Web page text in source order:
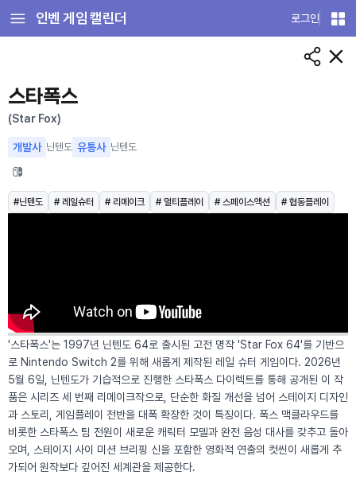
인벤 게임 캘린더 로그인
스타폭스
(Star Fox)
개발사 닌텐도 유통사 닌텐도
#닌텐도 # 레일슈터 # 리메이크 # 멀티플레이 # 스페이스액션 # 협동플레이
'스타폭스'는 1997년 닌텐도 64로 출시된 고전 명작 'Star Fox 64'를 기반으
로 Nintendo Switch 2를 위해 새롭게 제작된 레일 슈터 게임이다. 2026년
5월 6일, 닌텐도가 기습적으로 진행한 스타폭스 다이렉트를 통해 공개된 이 작
품은 시리즈 세 번째 리메이크작으로, 단순한 화질 개선을 넘어 스테이지 디자인
과 스토리, 게임플레이 전반을 대폭 확장한 것이 특징이다. 폭스 맥클라우드를
비롯한 스타폭스 팀 전원이 새로운 캐릭터 모델과 완전 음성 대사를 갖추고 돌아
오며, 스테이지 사이 미션 브리핑 신을 포함한 영화적 연출의 컷씬이 새롭게 추
가되어 원작보다 깊어진 세계관을 제공한다.